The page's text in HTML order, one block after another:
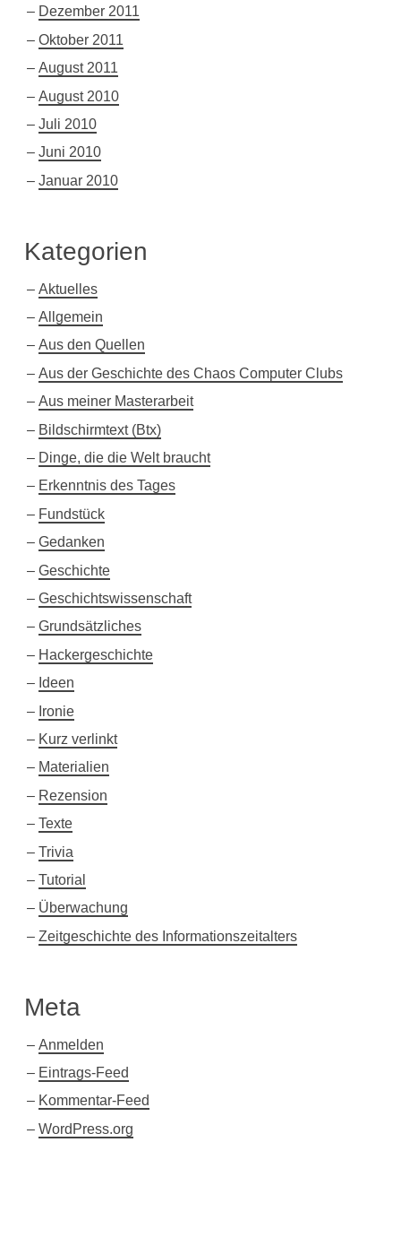
Dezember 2011
Oktober 2011
August 2011
August 2010
Juli 2010
Juni 2010
Januar 2010
Kategorien
Aktuelles
Allgemein
Aus den Quellen
Aus der Geschichte des Chaos Computer Clubs
Aus meiner Masterarbeit
Bildschirmtext (Btx)
Dinge, die die Welt braucht
Erkenntnis des Tages
Fundstück
Gedanken
Geschichte
Geschichtswissenschaft
Grundsätzliches
Hackergeschichte
Ideen
Ironie
Kurz verlinkt
Materialien
Rezension
Texte
Trivia
Tutorial
Überwachung
Zeitgeschichte des Informationszeitalters
Meta
Anmelden
Eintrags-Feed
Kommentar-Feed
WordPress.org